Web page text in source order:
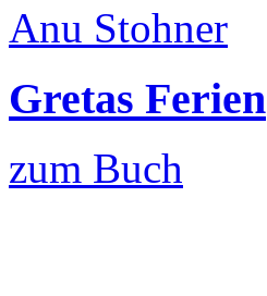
Anu Stohner
Gretas Ferien
zum Buch